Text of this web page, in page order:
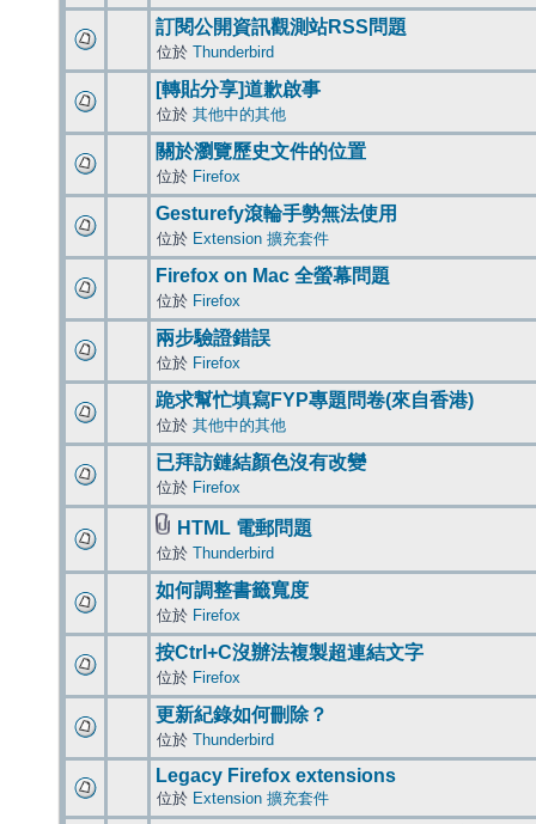
訂閱公開資訊觀測站RSS問題
位於 Thunderbird
[轉貼分享]道歉啟事
位於 其他中的其他
關於瀏覽歷史文件的位置
位於 Firefox
Gesturefy滾輪手勢無法使用
位於 Extension 擴充套件
Firefox on Mac 全螢幕問題
位於 Firefox
兩步驗證錯誤
位於 Firefox
跪求幫忙填寫FYP專題問卷(來自香港)
位於 其他中的其他
已拜訪鏈結顏色沒有改變
位於 Firefox
HTML 電郵問題
位於 Thunderbird
如何調整書籤寬度
位於 Firefox
按Ctrl+C沒辦法複製超連結文字
位於 Firefox
更新紀錄如何刪除？
位於 Thunderbird
Legacy Firefox extensions
位於 Extension 擴充套件